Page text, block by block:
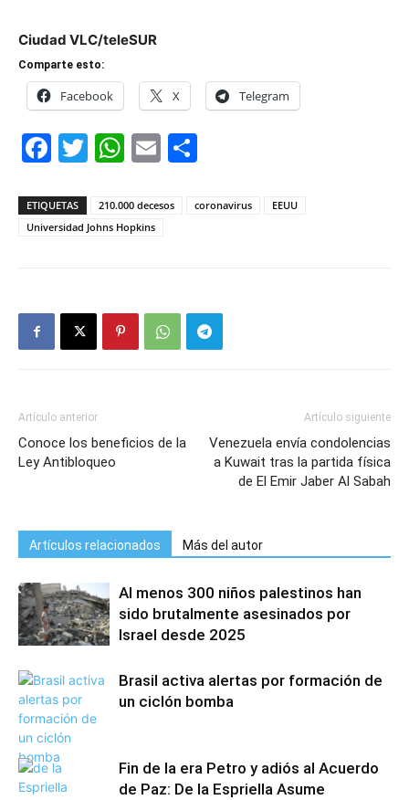
Ciudad VLC/teleSUR
Comparte esto:
Facebook X Telegram
Facebook
Twitter
WhatsApp
Email
ETIQUETAS 210.000 decesos coronavirus
EEUU
Universidad Johns Hopkins
Artículo anterior
Conoce los beneficios de la
Ley Antibloqueo
Artículo siguiente
Venezuela envía condolencias
a Kuwait tras la partida física
de El Emir Jaber Al Sabah
Artículos relacionados Más del autor
Al menos 300 niños palestinos han
sido brutalmente asesinados por
Israel desde 2025
Brasil activa alertas por formación de
un ciclón bomba
Fin de la era Petro y adiós al Acuerdo
de Paz: De la Espriella Asume